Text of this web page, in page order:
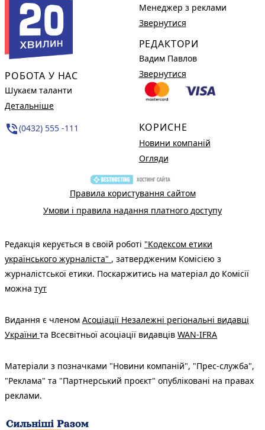
РОБОТА У НАС
Шукаєм таланти
Детальніше
phone_in_talk(0432) 555 -111
Менеджер з реклами
Звернутися
РЕДАКТОРИ
Вадим Павлов
Звернутися
КОРИСНЕ
Новини компаній
Огляди
Правила користування сайтом
Умови і правила надання платного доступу
Редакція керується в своїй роботі "Кодексом етики
українського журналіста" , затвердженим Комісією з
журналістської етики. Поскаржитись на матеріал до Комісії
можна тут
Видання є членом Асоціації Незалежні регіональні видавці
України та Всесвітньої асоціації видавців WAN-IFRA
Матеріали з позначками "Новини компаній", "Прес-служба",
"Реклама" та "Партнерський проєкт" опубліковані на правах
реклами.